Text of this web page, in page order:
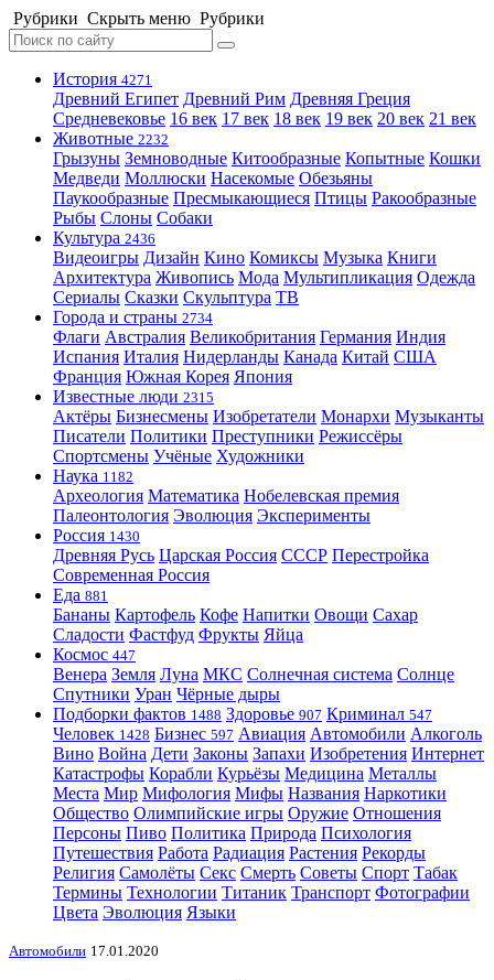
Рубрики Скрыть меню Рубрики
История 4271
Древний Египет Древний Рим Древняя Греция
Средневековье 16 век 17 век 18 век 19 век 20 век 21 век
Животные 2232
Грызуны Земноводные Китообразные Копытные Кошки
Медведи Моллюски Насекомые Обезьяны
Паукообразные Пресмыкающиеся Птицы Ракообразные
Рыбы Слоны Собаки
Культура 2436
Видеоигры Дизайн Кино Комиксы Музыка Книги
Архитектура Живопись Мода Мультипликация Одежда
Сериалы Сказки Скульптура ТВ
Города и страны 2734
Флаги Австралия Великобритания Германия Индия
Испания Италия Нидерланды Канада Китай США
Франция Южная Корея Япония
Известные люди 2315
Актёры Бизнесмены Изобретатели Монархи Музыканты
Писатели Политики Преступники Режиссёры
Спортсмены Учёные Художники
Наука 1182
Археология Математика Нобелевская премия
Палеонтология Эволюция Эксперименты
Россия 1430
Древняя Русь Царская Россия СССР Перестройка
Современная Россия
Еда 881
Бананы Картофель Кофе Напитки Овощи Сахар
Сладости Фастфуд Фрукты Яйца
Космос 447
Венера Земля Луна МКС Солнечная система Солнце
Спутники Уран Чёрные дыры
Подборки фактов 1488 Здоровье 907 Криминал 547
Человек 1428 Бизнес 597 Авиация Автомобили Алкоголь
Вино Война Дети Законы Запахи Изобретения Интернет
Катастрофы Корабли Курьёзы Медицина Металлы
Места Мир Мифология Мифы Названия Наркотики
Общество Олимпийские игры Оружие Отношения
Персоны Пиво Политика Природа Психология
Путешествия Работа Радиация Растения Рекорды
Религия Самолёты Секс Смерть Советы Спорт Табак
Термины Технологии Титаник Транспорт Фотографии
Цвета Эволюция Языки
Автомобили 17.01.2020